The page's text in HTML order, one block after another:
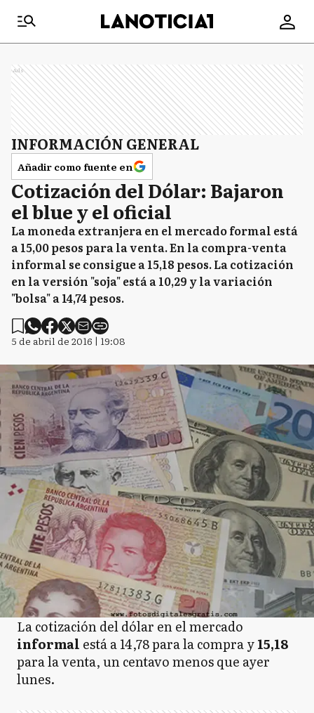
Ads
INFORMACIÓN GENERAL
Añadir como fuente en
Cotización del Dólar: Bajaron
el blue y el oficial
La moneda extranjera en el mercado formal está
a 15,00 pesos para la venta. En la compra-venta
informal se consigue a 15,18 pesos. La cotización
en la versión "soja" está a 10,29 y la variación
"bolsa" a 14,74 pesos.
5 de abril de 2016 | 19:08
La cotización del dólar en el mercado
informal está a 14,78 para la compra y15,18
para la venta, un centavo menos que ayer
lunes.